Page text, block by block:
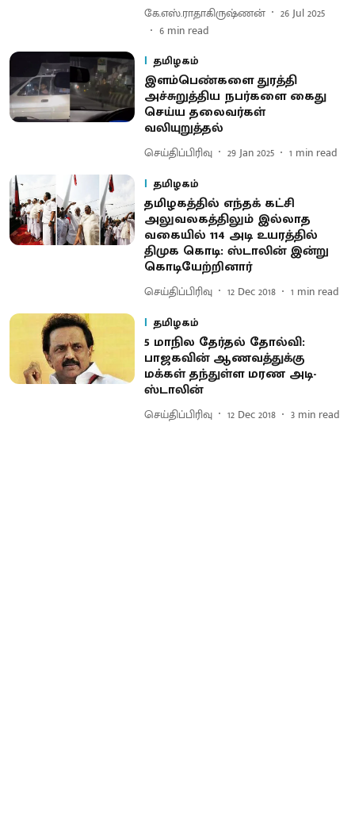
கே.எஸ்.ராதாகிருஷ்ணன்
26 Jul 2025
6 min read
தமிழகம்
இளம்பெண்களை துரத்தி
அச்சுறுத்திய நபர்களை கைது
செய்ய தலைவர்கள்
வலியுறுத்தல்
செய்திப்பிரிவு 29 Jan 2025 1 min read
தமிழகம்
தமிழகத்தில் எந்தக் கட்சி
அலுவலகத்திலும் இல்லாத
வகையில் 114 அடி உயரத்தில்
திமுக கொடி: ஸ்டாலின் இன்று
கொடியேற்றினார்
செய்திப்பிரிவு 12 Dec 2018 1 min read
தமிழகம்
5 மாநில தேர்தல் தோல்வி:
பாஜகவின் ஆணவத்துக்கு
மக்கள் தந்துள்ள மரண அடி-
ஸ்டாலின்
செய்திப்பிரிவு 12 Dec 2018 3 min read